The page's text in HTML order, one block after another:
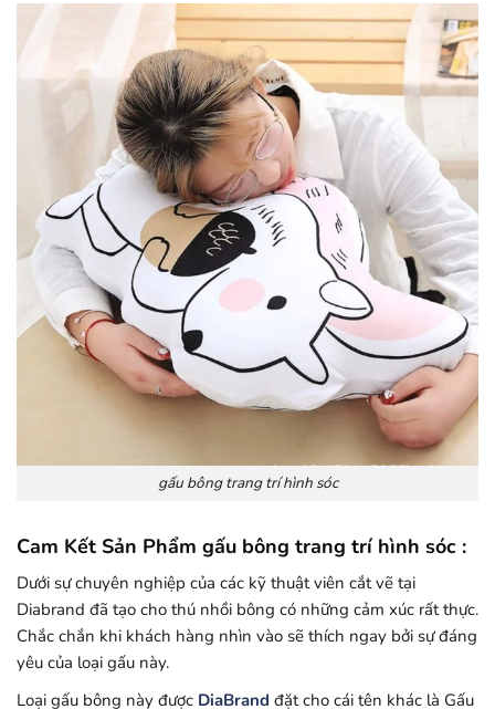
gấu bông trang trí hình sóc
Cam Kết Sản Phẩm gấu bông trang trí hình sóc :
Dưới sự chuyên nghiệp của các kỹ thuật viên cắt vẽ tại
Diabrand đã tạo cho thú nhồi bông có những cảm xúc rất thực.
Chắc chắn khi khách hàng nhìn vào sẽ thích ngay bởi sự đáng
yêu của loại gấu này.
Loại gấu bông này được DiaBrand đặt cho cái tên khác là Gấu